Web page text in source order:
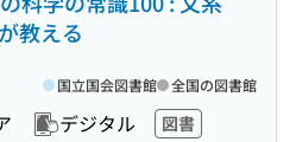
教える
デジタル
図書
国立国会図書館 全国の図書館